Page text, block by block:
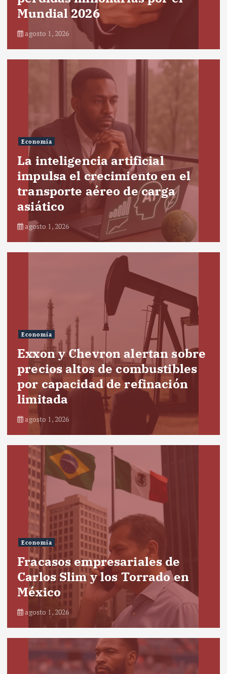
Mundial 2026
agosto 1, 2026
Economía
La inteligencia artificial
impulsa el crecimiento en el
transporte aéreo de carga
asiático
agosto 1, 2026
Economía
Exxon y Chevron alertan sobre
precios altos de combustibles
por capacidad de refinación
limitada
agosto 1, 2026
Economía
Fracasos empresariales de
Carlos Slim y los Torrado en
México
agosto 1, 2026